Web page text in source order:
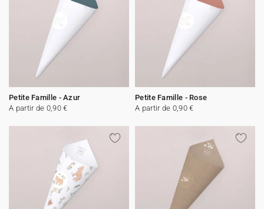
Petite Famille - Azur
A partir de 0,90 €
Petite Famille - Rose
A partir de 0,90 €